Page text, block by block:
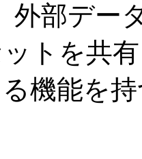
外部デー
トを共
機能を